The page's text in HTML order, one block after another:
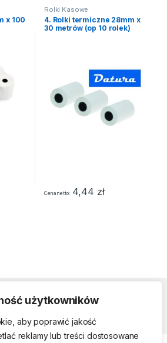
użytkowników
aby poprawić jakość
reklamy lub treści dostosowane
x 100
Rolki Kasowe
4. Rolki termiczne 28mm x
30 metrów (op 10 rolek)
Cena netto 4,44 zł